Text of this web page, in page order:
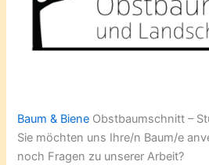
Baum & Biene Obstbaumschnitt –
Sie möchten uns Ihre/n Baum/e
noch Fragen zu unserer Arbeit?